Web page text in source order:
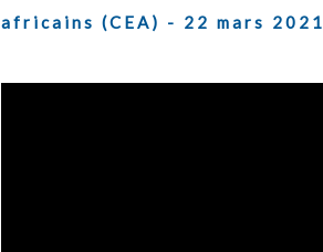
africains (CEA) - 22 mars 2021